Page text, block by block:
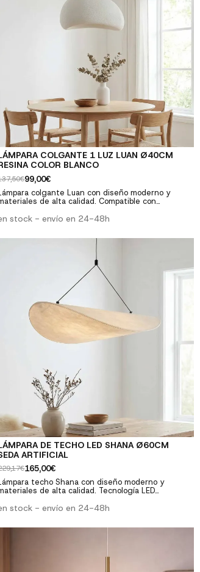
COLGANTE 1 LUZ LUAN Ø40CM
COLOR BLANCO
99,00€
colgante Luan con diseño moderno y
de alta calidad. Compatible con
y dormitorios. ✓ Diseño moderno: Estilo
Materiales resistentes y duraderos ✓ Fácil
instalación: Incluye instrucciones y herrajes
stock - envío en 24-48h
DE TECHO LED SHANA Ø60CM
ARTIFICIAL
165,00€
techo Shana con diseño moderno y
de alta calidad. Tecnología LED
✓ Diseño moderno: Estilo
stock - envío en 24-48h